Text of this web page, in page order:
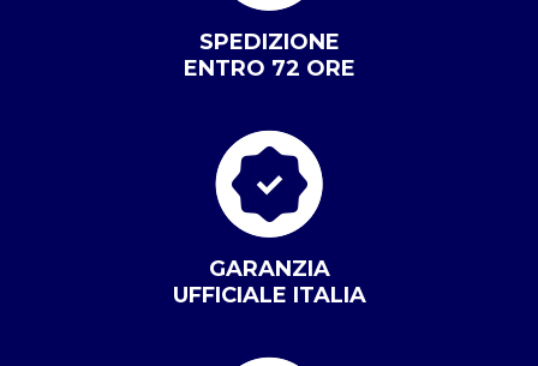
SPEDIZIONE
ENTRO 72 ORE
GARANZIA
UFFICIALE ITALIA